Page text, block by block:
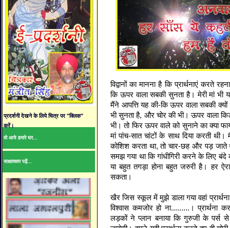
प्रदर्शनी देखने के लिये चित्र पर "क्लिक"
करें।
वो आये हमारे घर...
साक्षात्कार पढ़ें...
विद्वानों का मानना है कि प्रार्थनाएं करते
कि ऊपर वाला सबकी सुनता है। मेरी मां भी
मैंने आपत्ति यह की-कि ऊपर वाला सबकी
भी सुनता है, और चोर की भी। ऊपर वाला
भी। तो फिर ऊपर वाले को सुनाने का क्या
मां पांच-सात चांटों के साथ दिया करती थी।
कोशिश करता था, तो चार-छह और पड़ जाते
समझ गया था कि गांधीगिरी करने के लिए बंदे
या बहुत तगड़ा होना बहुत जरुरी है। हर
सकता।
खैर जिस स्कूल में मुझे डाला गया वहां
विश्वास कमजोर हो ना.........। प्रार्थना
लड़कों ने प्लान बनाया कि गुरुजी के पर्स